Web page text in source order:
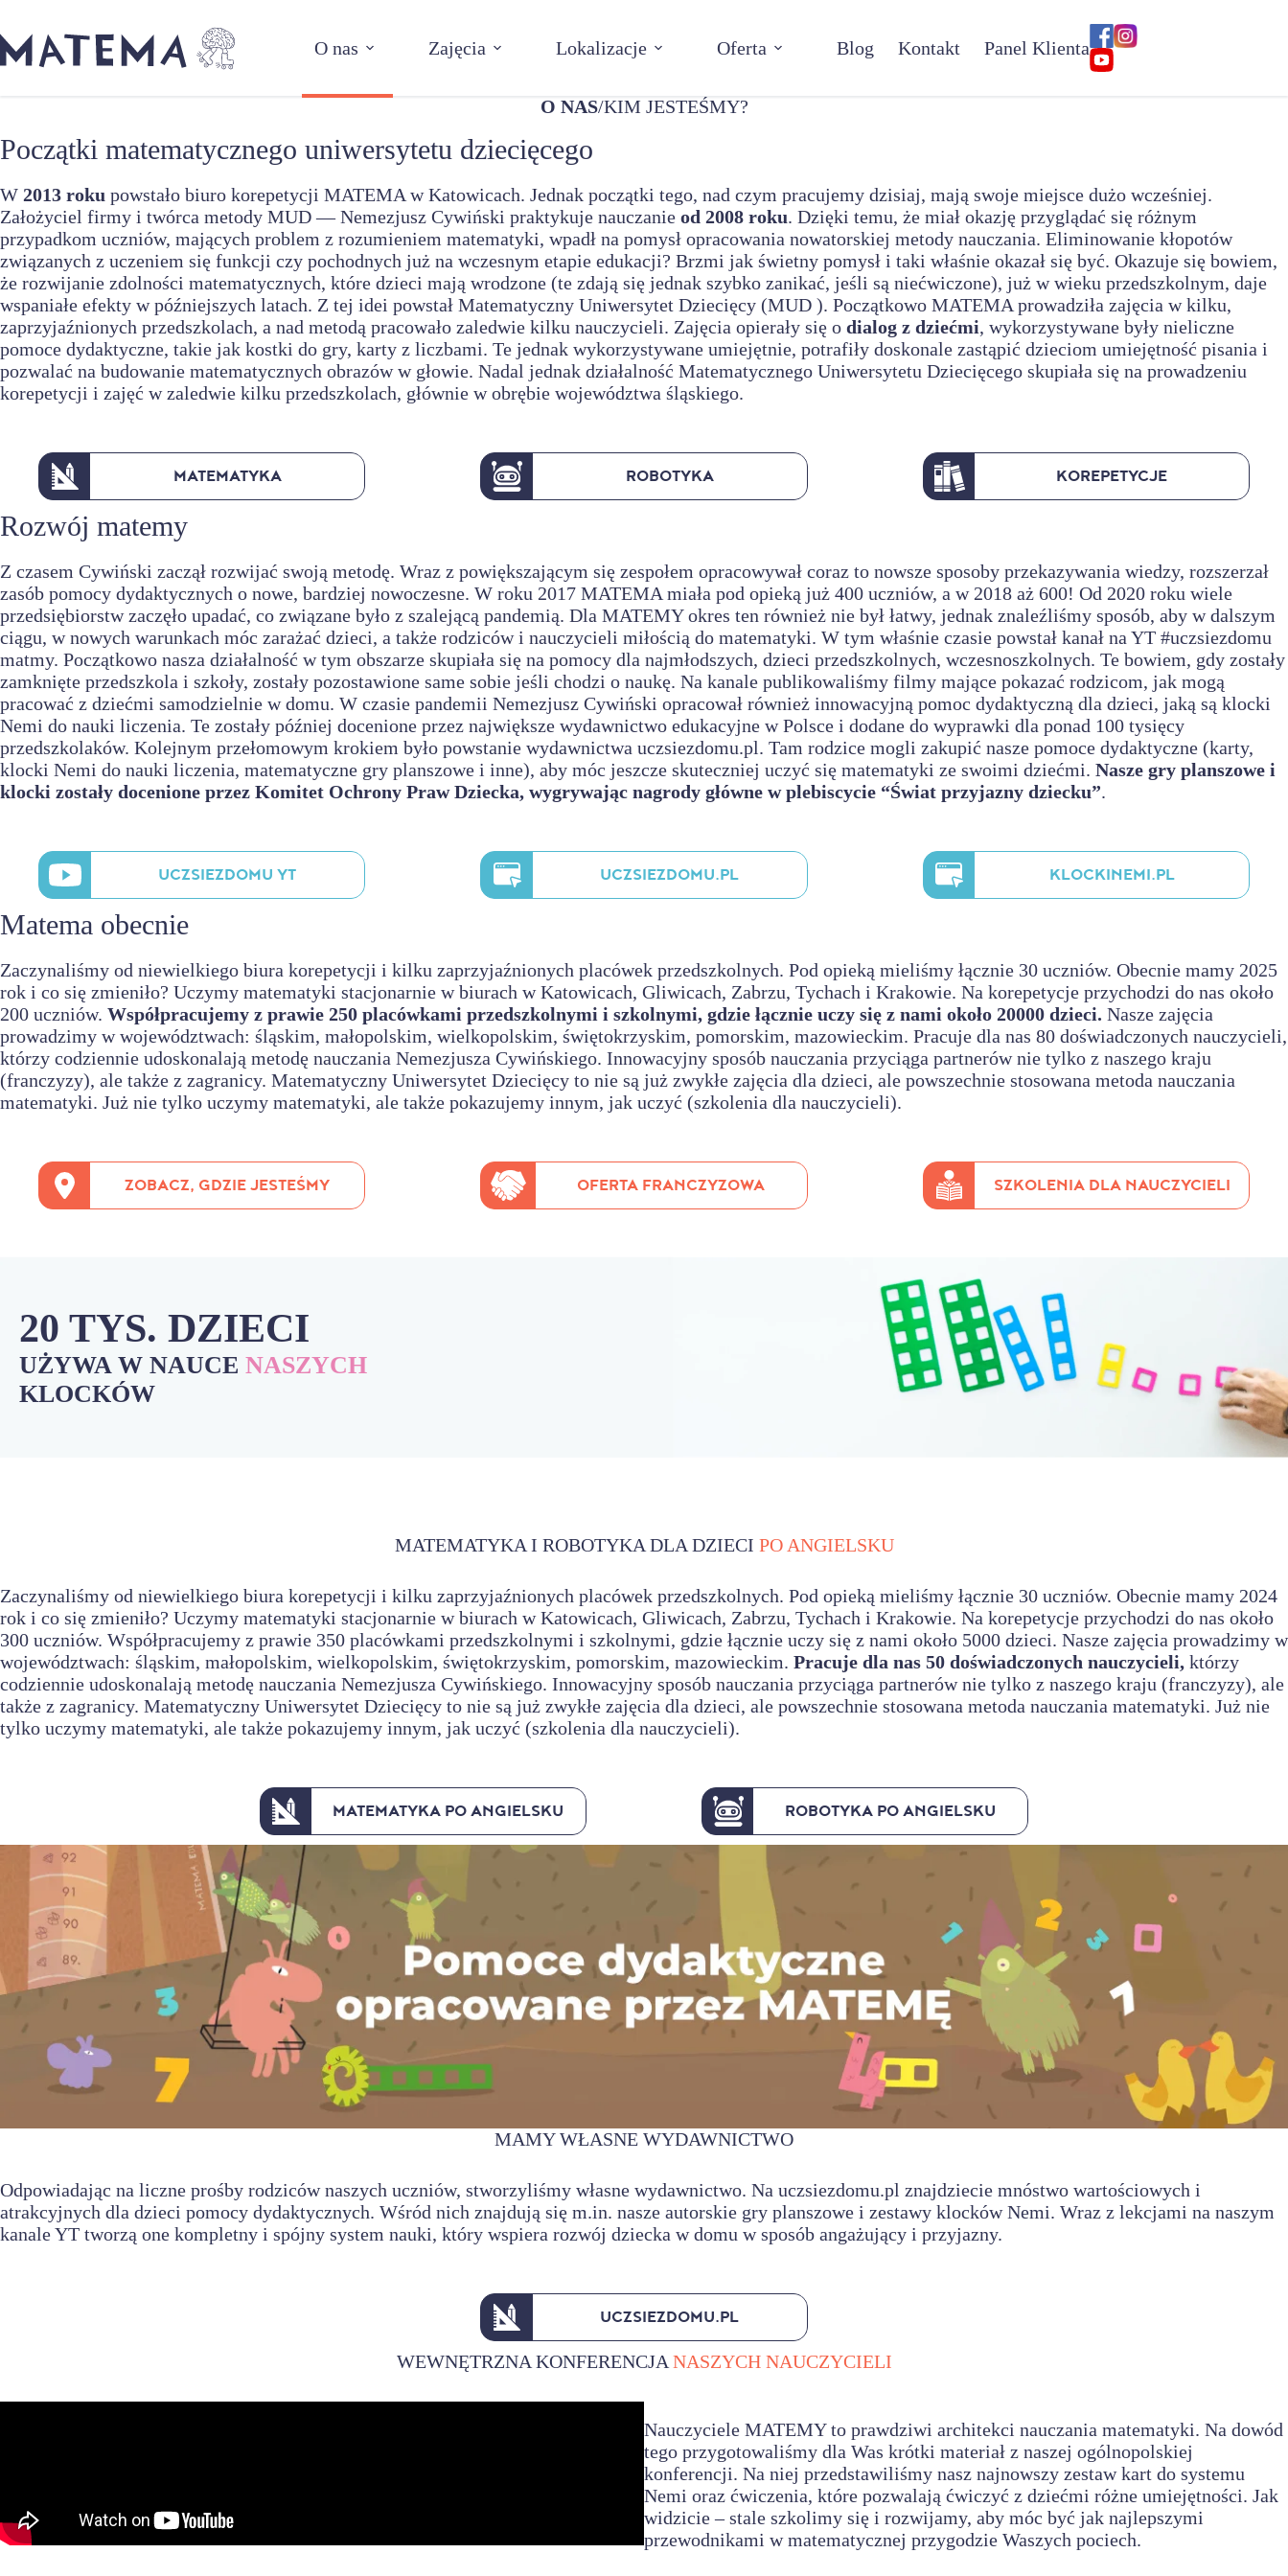
do
treści
O nas Zajęcia Lokalizacje Oferta Blog Kontakt Panel Klienta
O NAS/KIM JESTEŚMY?
Początki matematycznego uniwersytetu dziecięcego
W 2013 roku powstało biuro korepetycji MATEMA w Katowicach. Jednak początki tego, nad czym pracujemy dzisiaj, mają swoje miejsce dużo wcześniej.
Założyciel firmy i twórca metody MUD — Nemezjusz Cywiński praktykuje nauczanie od 2008 roku. Dzięki temu, że miał okazję przyglądać się różnym
przypadkom uczniów, mających problem z rozumieniem matematyki, wpadł na pomysł opracowania nowatorskiej metody nauczania. Eliminowanie kłopotów
związanych z uczeniem się funkcji czy pochodnych już na wczesnym etapie edukacji? Brzmi jak świetny pomysł i taki właśnie okazał się być. Okazuje się bowiem,
że rozwijanie zdolności matematycznych, które dzieci mają wrodzone (te zdają się jednak szybko zanikać, jeśli są niećwiczone), już w wieku przedszkolnym, daje
wspaniałe efekty w późniejszych latach. Z tej idei powstał Matematyczny Uniwersytet Dziecięcy (MUD ). Początkowo MATEMA prowadziła zajęcia w kilku,
zaprzyjaźnionych przedszkolach, a nad metodą pracowało zaledwie kilku nauczycieli. Zajęcia opierały się o dialog z dziećmi, wykorzystywane były nieliczne
pomoce dydaktyczne, takie jak kostki do gry, karty z liczbami. Te jednak wykorzystywane umiejętnie, potrafiły doskonale zastąpić dzieciom umiejętność pisania i
pozwalać na budowanie matematycznych obrazów w głowie. Nadal jednak działalność Matematycznego Uniwersytetu Dziecięcego skupiała się na prowadzeniu
korepetycji i zajęć w zaledwie kilku przedszkolach, głównie w obrębie województwa śląskiego.
MATEMATYKA ROBOTYKA KOREPETYCJE
Rozwój matemy
Z czasem Cywiński zaczął rozwijać swoją metodę. Wraz z powiększającym się zespołem opracowywał coraz to nowsze sposoby przekazywania wiedzy, rozszerzał
zasób pomocy dydaktycznych o nowe, bardziej nowoczesne. W roku 2017 MATEMA miała pod opieką już 400 uczniów, a w 2018 aż 600! Od 2020 roku wiele
przedsiębiorstw zaczęło upadać, co związane było z szalejącą pandemią. Dla MATEMY okres ten również nie był łatwy, jednak znaleźliśmy sposób, aby w dalszym
ciągu, w nowych warunkach móc zarażać dzieci, a także rodziców i nauczycieli miłością do matematyki. W tym właśnie czasie powstał kanał na YT #uczsiezdomu
matmy. Początkowo nasza działalność w tym obszarze skupiała się na pomocy dla najmłodszych, dzieci przedszkolnych, wczesnoszkolnych. Te bowiem, gdy zostały
zamknięte przedszkola i szkoły, zostały pozostawione same sobie jeśli chodzi o naukę. Na kanale publikowaliśmy filmy mające pokazać rodzicom, jak mogą
pracować z dziećmi samodzielnie w domu. W czasie pandemii Nemezjusz Cywiński opracował również innowacyjną pomoc dydaktyczną dla dzieci, jaką są klocki
Nemi do nauki liczenia. Te zostały później docenione przez największe wydawnictwo edukacyjne w Polsce i dodane do wyprawki dla ponad 100 tysięcy
przedszkolaków. Kolejnym przełomowym krokiem było powstanie wydawnictwa uczsiezdomu.pl. Tam rodzice mogli zakupić nasze pomoce dydaktyczne (karty,
klocki Nemi do nauki liczenia, matematyczne gry planszowe i inne), aby móc jeszcze skuteczniej uczyć się matematyki ze swoimi dziećmi. Nasze gry planszowe i
klocki zostały docenione przez Komitet Ochrony Praw Dziecka, wygrywając nagrody główne w plebiscycie “Świat przyjazny dziecku”.
UCZSIEZDOMU YT UCZSIEZDOMU.PL KLOCKINEMI.PL
Matema obecnie
Zaczynaliśmy od niewielkiego biura korepetycji i kilku zaprzyjaźnionych placówek przedszkolnych. Pod opieką mieliśmy łącznie 30 uczniów. Obecnie mamy 2025
rok i co się zmieniło? Uczymy matematyki stacjonarnie w biurach w Katowicach, Gliwicach, Zabrzu, Tychach i Krakowie. Na korepetycje przychodzi do nas około
200 uczniów. Współpracujemy z prawie 250 placówkami przedszkolnymi i szkolnymi, gdzie łącznie uczy się z nami około 20000 dzieci. Nasze zajęcia
prowadzimy w województwach: śląskim, małopolskim, wielkopolskim, świętokrzyskim, pomorskim, mazowieckim. Pracuje dla nas 80 doświadczonych nauczycieli,
którzy codziennie udoskonalają metodę nauczania Nemezjusza Cywińskiego. Innowacyjny sposób nauczania przyciąga partnerów nie tylko z naszego kraju
(franczyzy), ale także z zagranicy. Matematyczny Uniwersytet Dziecięcy to nie są już zwykłe zajęcia dla dzieci, ale powszechnie stosowana metoda nauczania
matematyki. Już nie tylko uczymy matematyki, ale także pokazujemy innym, jak uczyć (szkolenia dla nauczycieli).
ZOBACZ, GDZIE JESTEŚMY OFERTA FRANCZYZOWA SZKOLENIA DLA NAUCZYCIELI
20 TYS. DZIECI
UŻYWA W NAUCE NASZYCH
KLOCKÓW
MATEMATYKA I ROBOTYKA DLA DZIECI PO ANGIELSKU
Zaczynaliśmy od niewielkiego biura korepetycji i kilku zaprzyjaźnionych placówek przedszkolnych. Pod opieką mieliśmy łącznie 30 uczniów. Obecnie mamy 2024
rok i co się zmieniło? Uczymy matematyki stacjonarnie w biurach w Katowicach, Gliwicach, Zabrzu, Tychach i Krakowie. Na korepetycje przychodzi do nas około
300 uczniów. Współpracujemy z prawie 350 placówkami przedszkolnymi i szkolnymi, gdzie łącznie uczy się z nami około 5000 dzieci. Nasze zajęcia prowadzimy w
województwach: śląskim, małopolskim, wielkopolskim, świętokrzyskim, pomorskim, mazowieckim. Pracuje dla nas 50 doświadczonych nauczycieli, którzy
codziennie udoskonalają metodę nauczania Nemezjusza Cywińskiego. Innowacyjny sposób nauczania przyciąga partnerów nie tylko z naszego kraju (franczyzy), ale
także z zagranicy. Matematyczny Uniwersytet Dziecięcy to nie są już zwykłe zajęcia dla dzieci, ale powszechnie stosowana metoda nauczania matematyki. Już nie
tylko uczymy matematyki, ale także pokazujemy innym, jak uczyć (szkolenia dla nauczycieli).
MATEMATYKA PO ANGIELSKU ROBOTYKA PO ANGIELSKU
MAMY WŁASNE WYDAWNICTWO
Odpowiadając na liczne prośby rodziców naszych uczniów, stworzyliśmy własne wydawnictwo. Na uczsiezdomu.pl znajdziecie mnóstwo wartościowych i
atrakcyjnych dla dzieci pomocy dydaktycznych. Wśród nich znajdują się m.in. nasze autorskie gry planszowe i zestawy klocków Nemi. Wraz z lekcjami na naszym
kanale YT tworzą one kompletny i spójny system nauki, który wspiera rozwój dziecka w domu w sposób angażujący i przyjazny.
UCZSIEZDOMU.PL
WEWNĘTRZNA KONFERENCJA NASZYCH NAUCZYCIELI
Nauczyciele MATEMY to prawdziwi architekci nauczania matematyki. Na dowód
tego przygotowaliśmy dla Was krótki materiał z naszej ogólnopolskiej
konferencji. Na niej przedstawiliśmy nasz najnowszy zestaw kart do systemu
Nemi oraz ćwiczenia, które pozwalają ćwiczyć z dziećmi różne umiejętności. Jak
widzicie – stale szkolimy się i rozwijamy, aby móc być jak najlepszymi
przewodnikami w matematycznej przygodzie Waszych pociech.